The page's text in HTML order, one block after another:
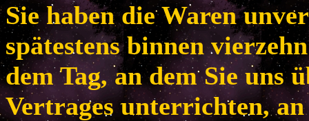
Sie haben die Waren
spätestens binnen
dem Tag, an dem Sie uns
Vertrages unterrichten, an